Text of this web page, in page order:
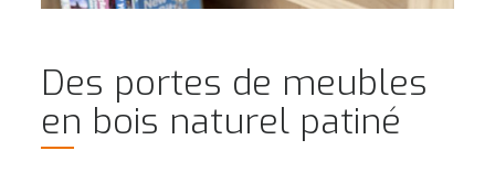
Des portes de meubles
en bois naturel patiné